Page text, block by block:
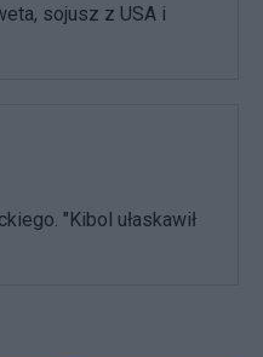
sojusz z USA i
"Kibol ułaskawił